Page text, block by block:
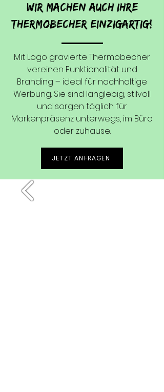
Wir machen auch Ihre
Thermobecher einzigartig!
Mit Logo gravierte Thermobecher
vereinen Funktionalität und
Branding – ideal für nachhaltige
Werbung. Sie sind langlebig, stilvoll
und sorgen täglich für
Markenpräsenz unterwegs, im Büro
oder zuhause.
JETZT ANFRAGEN